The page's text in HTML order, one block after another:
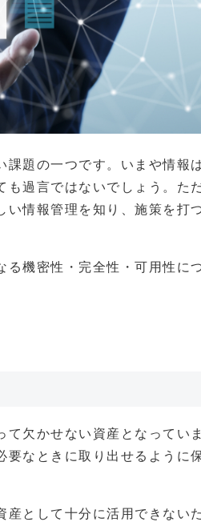
課題の一つです。いまや情報
も過言ではないでしょう。た
情報管理を知り、施策を打
る機密性・完全性・可用性に
欠かせない資産となっていま
要なときに取り出せるように
として十分に活用できないた